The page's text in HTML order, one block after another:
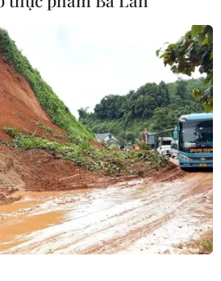
nghiệp đổi mới sáng
khởi sắc
3 Đông Nam Á về số lượng
doanh nghiệp được trang bị
phát triển mô hình kinh doanh
với các dự án.